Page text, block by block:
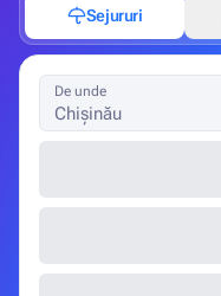
Sejururi
De unde
Chișinău